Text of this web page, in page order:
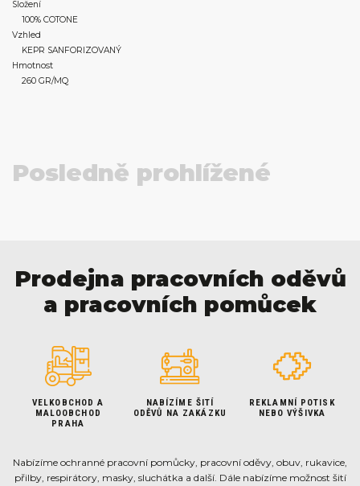
Složení
100% COTONE
Vzhled
KEPR SANFORIZOVANÝ
Hmotnost
260 GR/MQ
Posledně prohlížené
Prodejna pracovních oděvů
a pracovních pomůcek
VELKOBCHOD A
MALOOBCHOD
PRAHA
NABÍZÍME ŠITÍ
ODĚVŮ NA ZAKÁZKU
REKLAMNÍ POTISK
NEBO VÝŠIVKA
Nabízíme ochranné pracovní pomůcky, pracovní oděvy, obuv, rukavice,
přilby, respirátory, masky, sluchátka a další. Dále nabízíme možnost šití